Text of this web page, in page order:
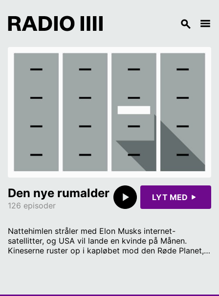
126 episoder
Den nye rumalder LYT MED
Nattehimlen stråler med Elon Musks internet-
satellitter, og USA vil lande en kvinde på Månen.
Kineserne ruster op i kapløbet mod den Røde Planet,